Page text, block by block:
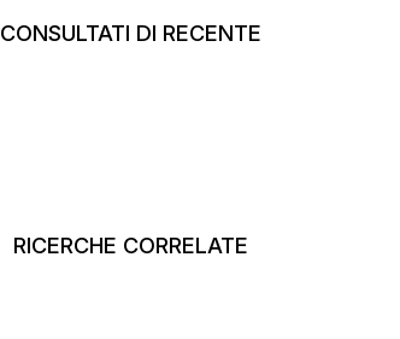
CONSULTATI DI RECENTE
RICERCHE CORRELATE